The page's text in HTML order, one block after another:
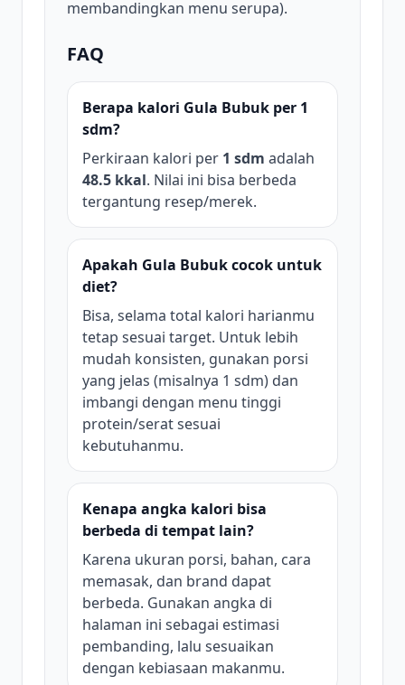
membandingkan menu serupa).
FAQ
Berapa kalori Gula Bubuk per 1
sdm?
Perkiraan kalori per 1 sdm adalah
48.5 kkal. Nilai ini bisa berbeda
tergantung resep/merek.
Apakah Gula Bubuk cocok untuk
diet?
Bisa, selama total kalori harianmu
tetap sesuai target. Untuk lebih
mudah konsisten, gunakan porsi
yang jelas (misalnya 1 sdm) dan
imbangi dengan menu tinggi
protein/serat sesuai
kebutuhanmu.
Kenapa angka kalori bisa
berbeda di tempat lain?
Karena ukuran porsi, bahan, cara
memasak, dan brand dapat
berbeda. Gunakan angka di
halaman ini sebagai estimasi
pembanding, lalu sesuaikan
dengan kebiasaan makanmu.